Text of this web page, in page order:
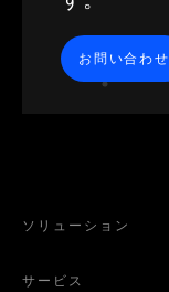
お問い合わせ
ソリューション
サービス